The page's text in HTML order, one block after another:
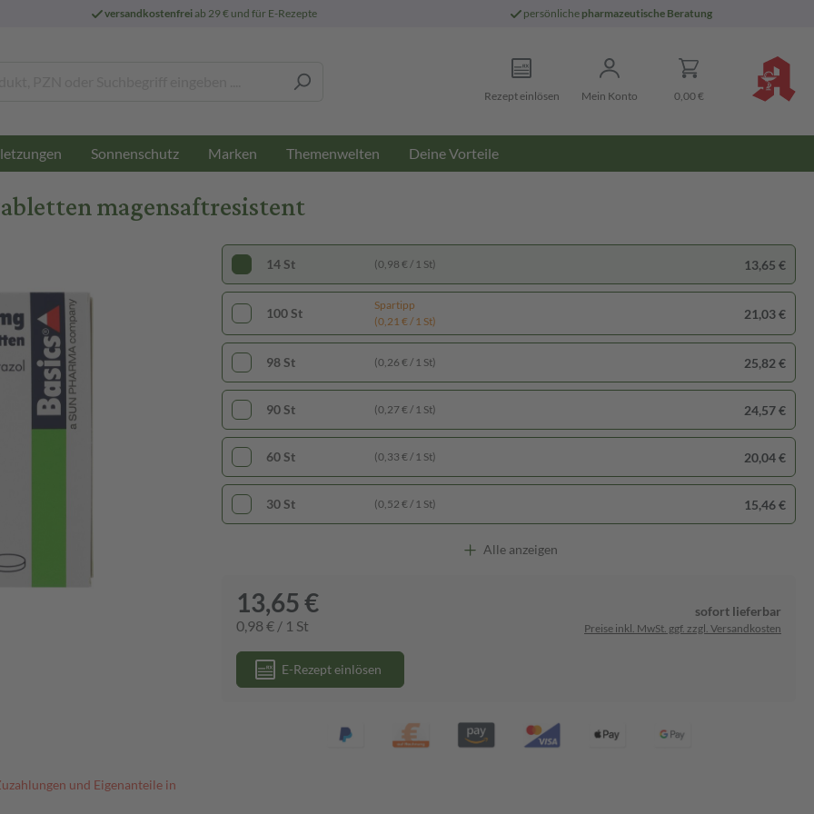
versandkostenfreiab 29 € und für E-Rezepte persönliche pharmazeutische Beratung
Rezept einlösen Mein Konto 0,00 €
Sonnenschutz Marken Themenwelten Deine Vorteile
magensaftresistent
und Eigenanteile in
100 St
Spartipp
(0,21 € / 1 St)
21,03 €
98 St (0,26 € / 1 St) 25,82 €
90 St (0,27 € / 1 St) 24,57 €
60 St (0,33 € / 1 St) 20,04 €
30 St (0,52 € / 1 St) 15,46 €
14 St (0,98 € / 1 St) 13,65 €
Alle anzeigen
13,65 €
0,98 € / 1 St
sofort lieferbar
Preise inkl. MwSt. ggf. zzgl. Versandkosten
E-Rezept einlösen